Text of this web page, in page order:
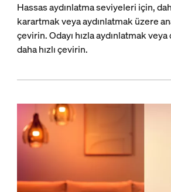
Hassas aydınlatma seviyeleri için,
karartmak veya aydınlatmak üzere
çevirin. Odayı hızla aydınlatmak
daha hızlı çevirin.